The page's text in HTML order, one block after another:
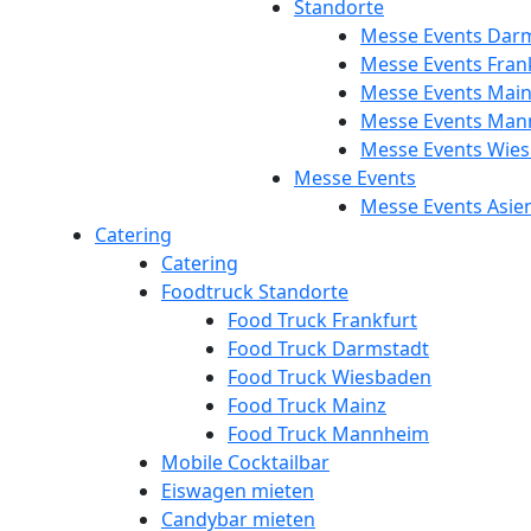
Standorte
Messe Events
Messe Events
Messe Events
Messe Events
Messe Events
Messe Events
Messe Events
Catering
Catering
Foodtruck Standorte
Food Truck Frankfurt
Food Truck Darmstadt
Food Truck Wiesbaden
Food Truck Mainz
Food Truck Mannheim
Mobile Cocktailbar
Eiswagen mieten
Candybar mieten